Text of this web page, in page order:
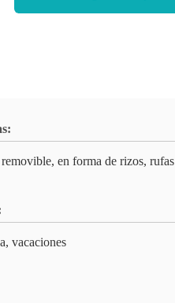
en forma de rizos, rufas
vacaciones